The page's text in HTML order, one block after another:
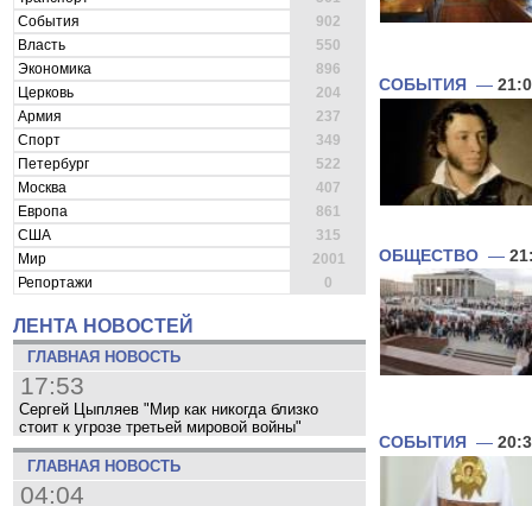
События
902
Власть
550
Экономика
896
Церковь
204
Армия
237
Спорт
349
Петербург
522
Москва
407
Европа
861
США
315
Мир
2001
Репортажи
0
ЛЕНТА НОВОСТЕЙ
ГЛАВНАЯ НОВОСТЬ
17:53
Сергей Цыпляев "Мир как никогда близко
стоит к угрозе третьей мировой войны"
ГЛАВНАЯ НОВОСТЬ
04:04
СОБЫТИЯ —
ОБЩЕСТВО —
СОБЫТИЯ —